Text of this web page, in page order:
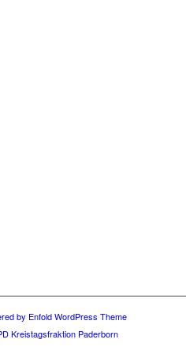
by Enfold WordPress Theme
Kreistagsfraktion Paderborn